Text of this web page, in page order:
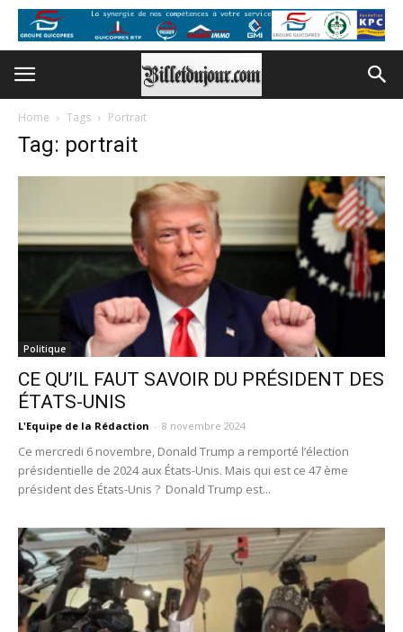
Home Tags Portrait
Tag: portrait
Politique
CE QU’IL FAUT SAVOIR DU PRÉSIDENT DES
ÉTATS-UNIS
L'Equipe de la Rédaction - 8 novembre 2024
Ce mercredi 6 novembre, Donald Trump a remporté l’élection
présidentielle de 2024 aux États-Unis. Mais qui est ce 47 ème
président des États-Unis ? Donald Trump est...